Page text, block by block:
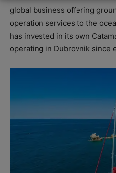
global business offering
operation services to the
has invested in its own
operating in Dubrovnik since